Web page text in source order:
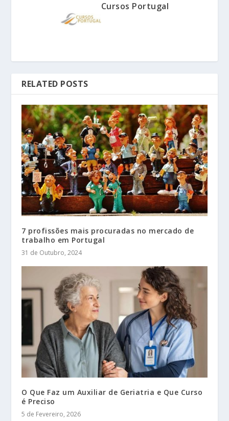
Cursos Portugal
RELATED POSTS
7 profissões mais procuradas no mercado de
trabalho em Portugal
31 de Outubro, 2024
O Que Faz um Auxiliar de Geriatria e Que Curso
é Preciso
5 de Fevereiro, 2026